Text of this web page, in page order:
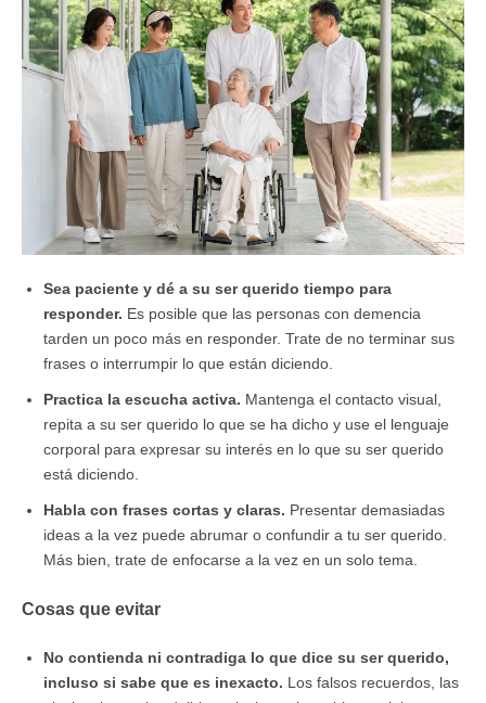
Sea paciente y dé a su ser querido tiempo para
responder. Es posible que las personas con demencia
tarden un poco más en responder. Trate de no terminar sus
frases o interrumpir lo que están diciendo.
Practica la escucha activa. Mantenga el contacto visual,
repita a su ser querido lo que se ha dicho y use el lenguaje
corporal para expresar su interés en lo que su ser querido
está diciendo.
Habla con frases cortas y claras. Presentar demasiadas
ideas a la vez puede abrumar o confundir a tu ser querido.
Más bien, trate de enfocarse a la vez en un solo tema.
Cosas que evitar
No contienda ni contradiga lo que dice su ser querido,
incluso si sabe que es inexacto. Los falsos recuerdos, las